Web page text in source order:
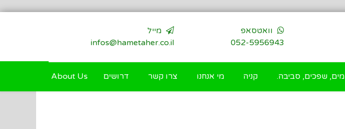
וואטסאפ
052-5956943
מייל
infos@hametaher.co.il
מים, שפכים, סביבה. קניה מי אנחנו צרו קשר דרושים About Us